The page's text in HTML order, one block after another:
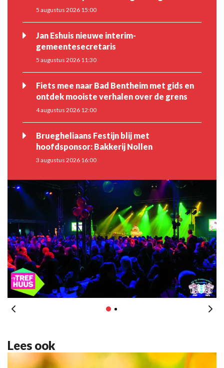
5 augustus 2026 15:00
Jan Eshuis nieuwe interim-
gemeentesecretaris
5 augustus 2026 11:30
Fiets mee naar Bad Bentheim met gids en
ontdek mooiste verhalen over de grens
4 augustus 2026 12:00
Bruegheliaans Festijn blij met
hoofdsponsor: Bakkerij Nollen
3 augustus 2026 16:00
Lees ook